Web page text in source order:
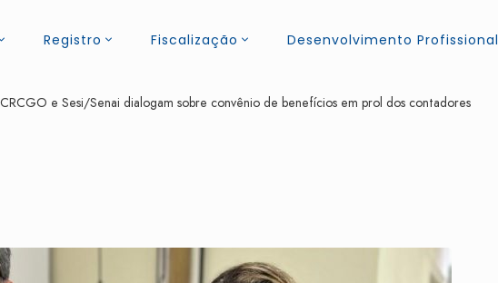
Registro Fiscalização Desenvolvimento Profissional
CRCGO e Sesi/Senai dialogam sobre convênio de benefícios em prol dos contadores